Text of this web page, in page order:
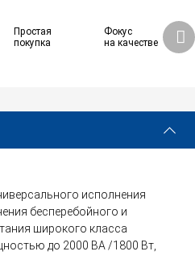
Простая
покупка
Фокус
на качестве
Купить
исполнения
бесперебойного и
широкого класса
до 2000 ВА /1800 Вт,